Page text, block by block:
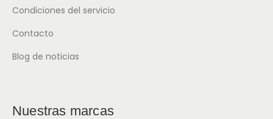
Condiciones del servicio
Contacto
Blog de noticias
Nuestras marcas